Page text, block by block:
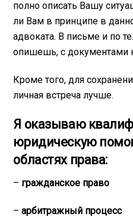
полно описать Вашу
ли Вам в принципе в
адвоката. В письме и по
опишешь, с документами
Кроме того, для
личная встреча лучше.
Я оказываю
юридическую
областях права:
– гражданское право
–арбитражный процесс